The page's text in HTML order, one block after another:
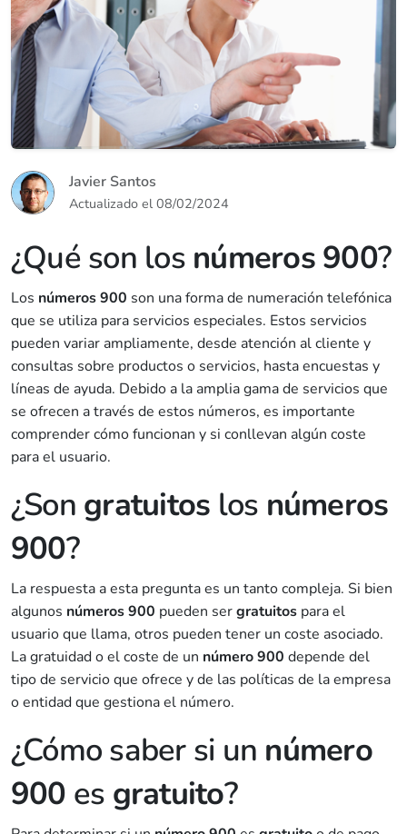
Javier Santos
Actualizado el 08/02/2024
¿Qué son los números 900?
Los números 900 son una forma de numeración telefónica
que se utiliza para servicios especiales. Estos servicios
pueden variar ampliamente, desde atención al cliente y
consultas sobre productos o servicios, hasta encuestas y
líneas de ayuda. Debido a la amplia gama de servicios que
se ofrecen a través de estos números, es importante
comprender cómo funcionan y si conllevan algún coste
para el usuario.
¿Son gratuitos los números
900?
La respuesta a esta pregunta es un tanto compleja. Si bien
algunos números 900 pueden sergratuitos para el
usuario que llama, otros pueden tener un coste asociado.
La gratuidad o el coste de un número 900 depende del
tipo de servicio que ofrece y de las políticas de la empresa
o entidad que gestiona el número.
¿Cómo saber si un número
900 es gratuito?